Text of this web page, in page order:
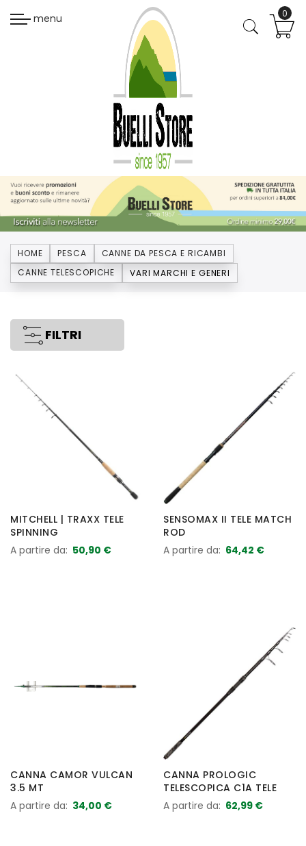
menu
HOME PESCA
CANNE DA PESCA E RICAMBI
CANNE TELESCOPICHE
VARI MARCHI E GENERI
FILTRI
MITCHELL | TRAXX TELE
SPINNING
A partire da 50,90 €
SENSOMAX II TELE MATCH
ROD
A partire da 64,42 €
CANNA CAMOR VULCAN
3.5 MT
A partire da 34,00 €
CANNA PROLOGIC
TELESCOPICA C1A TELE
A partire da 62,99 €